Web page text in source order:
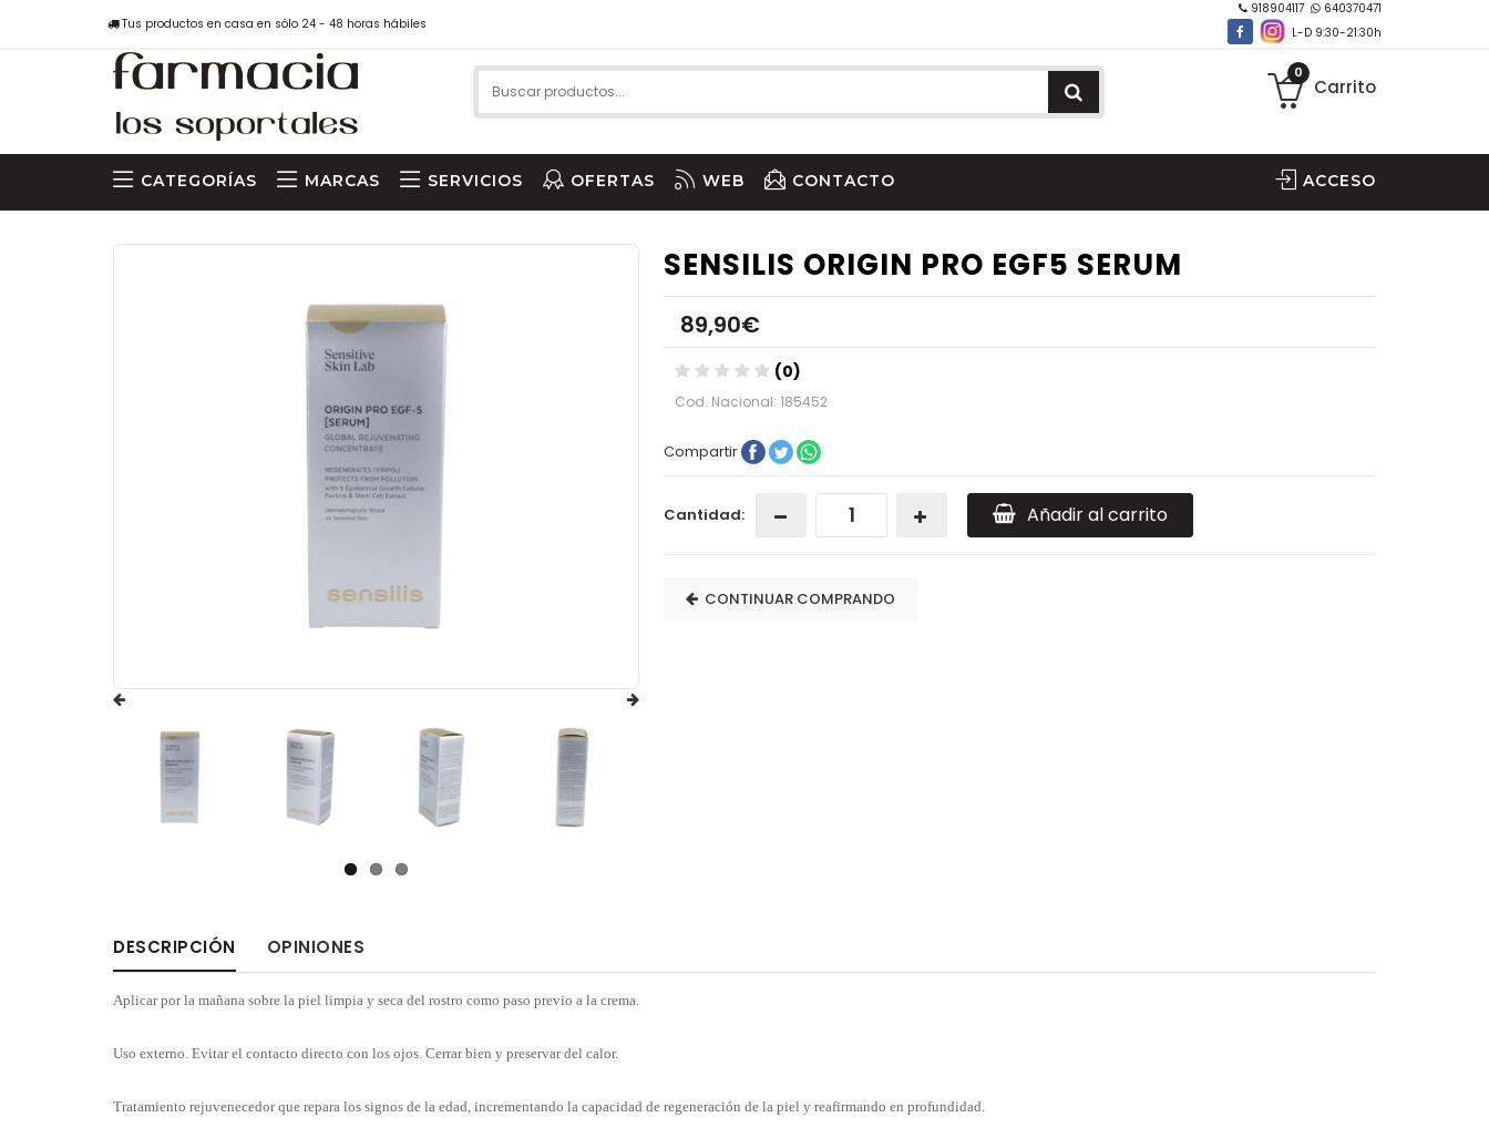
Tus productos en casa en sólo 24 - 48 horas hábiles
918904117
640370471
L-D 9:30-21:30h
0
Carrito
CATEGORÍAS MARCAS SERVICIOS OFERTAS WEB CONTACTO ACCESO
SENSILIS ORIGIN PRO EGF5 SERUM
89,90€
(0)
Cod. Nacional: 185452
Compartir
Cantidad: Añadir al carrito
CONTINUAR COMPRANDO
DESCRIPCIÓN OPINIONES
Aplicar por la mañana sobre la piel limpia y seca del rostro como paso previo a la crema.
Uso externo. Evitar el contacto directo con los ojos. Cerrar bien y preservar del calor.
Tratamiento rejuvenecedor que repara los signos de la edad, incrementando la capacidad de regeneración de la piel y reafirmando en profundidad.